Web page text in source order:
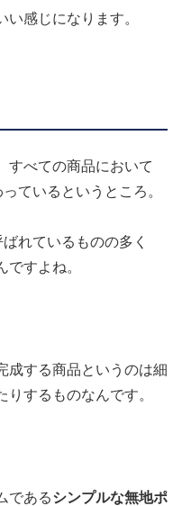
感じになります。
すべての商品において
ているというところ。
れているものの多く
すよね。
成する商品というのは細
するものなんです。
であるシンプルな無地ポ